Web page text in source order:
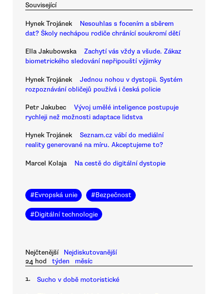
Související
Hynek Trojánek
Nesouhlas s focením a sběrem
dat? Školy nechápou rodiče chránící soukromí dětí
Ella Jakubowska
Zachytí vás vždy a všude. Zákaz
biometrického sledování nepřipouští výjimky
Hynek Trojánek
Jednou nohou v dystopii. Systém
rozpoznávání obličejů používá i česká policie
Petr Jakubec
Vývoj umělé inteligence postupuje
rychleji než možnosti adaptace lidstva
Hynek Trojánek
Seznam.cz vábí do mediální
reality generované na míru. Akceptujeme to?
Marcel Kolaja Na cestě do digitální dystopie
#Evropská unie #Bezpečnost
#Digitální technologie
Nejčtenější
Nejdiskutovanější
24 hod
týden měsíc
1. Sucho v době motoristické